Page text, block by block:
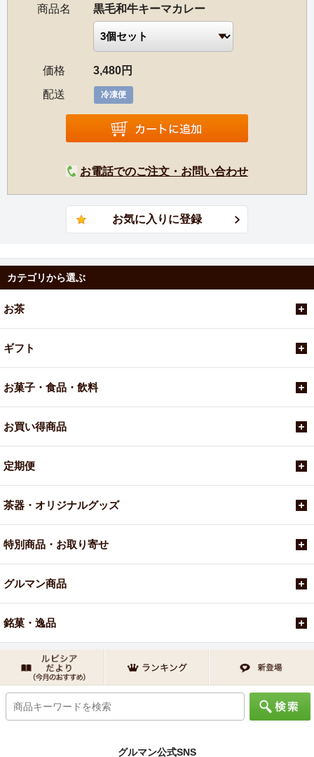
商品名
黒毛和牛キーマカレー
価格
3,480円
配送
冷凍便
お電話でのご注文・お問い合わせ
カテゴリから選ぶ
お茶
ギフト
お菓子・食品・飲料
お買い得商品
定期便
茶器・オリジナルグッズ
特別商品・お取り寄せ
グルマン商品
銘菓・逸品
グルマン公式SNS